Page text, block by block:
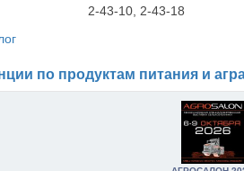
2-43-10, 2-43-18
по продуктам питания и